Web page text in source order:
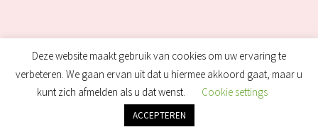
Deze website maakt gebruik van cookies om uw ervaring te
verbeteren. We gaan ervan uit dat u hiermee akkoord gaat, maar u
kunt zich afmelden als u dat wenst.
Cookie settings
ACCEPTEREN